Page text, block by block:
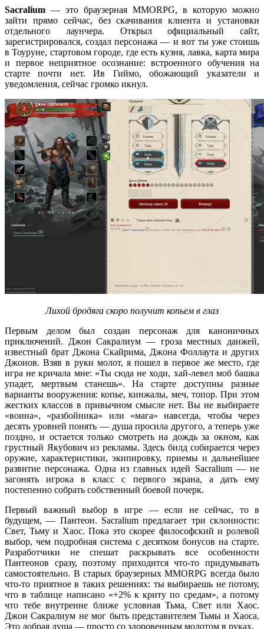
Sacralium — это браузерная MMORPG, в которую можно
зайти прямо сейчас, без скачивания клиента и установки
отдельного лаунчера. Открыл официальный сайт,
зарегистрировался, создал персонажа — и вот ты уже стоишь
в Тоуруне, стартовом городе, где есть кузня, лавка, карта мира
и первое неприятное осознание: встроенного обучения на
старте почти нет. Ив Гиймо, обожающий указатели и
уведомления, сейчас громко икнул.
Лихой бродяга скоро получит копьем в глаз
Первым делом был создан персонаж для каноничных
приключений. Джон Сакралиум — гроза местных данжей,
известный брат Джона Скайрима, Джона Фоллаута и других
Джонов. Взяв в руки молот, я пошел в первое же место, где
игра не кричала мне: «Ты сюда не ходи, хай-левел моб башка
упадет, мертвым станешь». На старте доступны разные
варианты вооружения: копье, кинжалы, меч, топор. При этом
жестких классов в привычном смысле нет. Вы не выбираете
«воина», «разбойника» или «мага» навсегда, чтобы через
десять уровней понять — душа просила другого, а теперь уже
поздно, и остается только смотреть на дождь за окном, как
грустный Якубович из рекламы. Здесь билд собирается через
оружие, характеристики, экипировку, приемы и дальнейшее
развитие персонажа. Одна из главных идей Sacralium — не
загонять игрока в класс с первого экрана, а дать ему
постепенно собрать собственный боевой почерк.
Первый важный выбор в игре — если не сейчас, то в
будущем, — Пантеон. Sacralium предлагает три склонности:
Свет, Тьму и Хаос. Пока это скорее философский и ролевой
выбор, чем подробная система с десятком бонусов на старте.
Разработчики не спешат раскрывать все особенности
Пантеонов сразу, поэтому приходится что-то придумывать
самостоятельно. В старых браузерных MMORPG всегда было
что-то приятное в таких решениях: ты выбираешь не потому,
что в таблице написано «+2% к криту по средам», а потому
что тебе внутренне ближе условная Тьма, Свет или Хаос.
Джон Сакралиум не мог быть представителем Тьмы и Хаоса.
Это добрая душа — просто со здоровенным молотом в руках.